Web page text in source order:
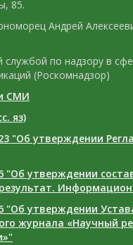
85.
Андрей
службой по надзору в
(Роскомнадзор)
СМИ
яз)
"Об утверждении
"Об утверждении
"Об утверждении
журнала «Научный